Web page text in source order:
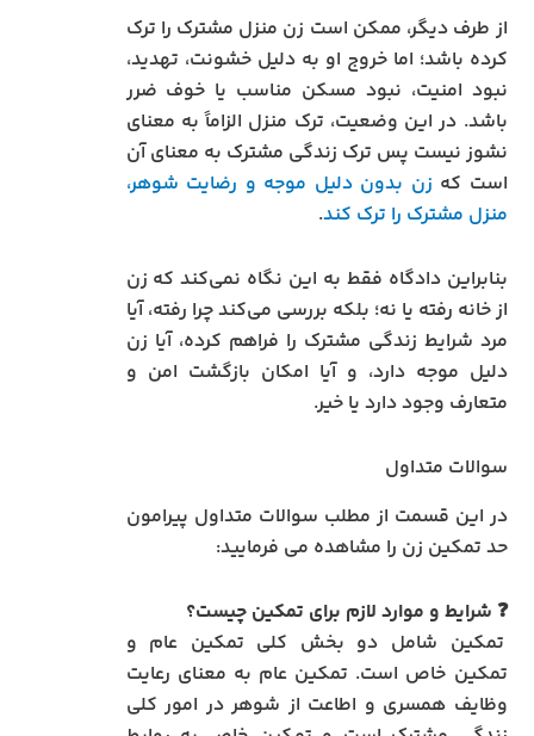
از طرف دیگر، ممکن است زن منزل مشترک را ترک
کرده باشد؛ اما خروج او به دلیل خشونت، تهدید،
نبود امنیت، نبود مسکن مناسب یا خوف ضرر
باشد. در این وضعیت، ترک منزل الزاماً به معنای
نشوز نیست پس ترک زندگی مشترک به معنای آن
است که زن بدون دلیل موجه و رضایت شوهر،
منزل مشترک را ترک کند.
بنابراین دادگاه فقط به این نگاه نمی‌کند که زن
از خانه رفته یا نه؛ بلکه بررسی می‌کند چرا رفته، آیا
مرد شرایط زندگی مشترک را فراهم کرده، آیا زن
دلیل موجه دارد، و آیا امکان بازگشت امن و
متعارف وجود دارد یا خیر.
سوالات متداول
در این قسمت از مطلب سوالات متداول پیرامون
حد تمکین زن را مشاهده می فرمایید:
❓ شرایط و موارد لازم برای تمکین چیست؟
تمکین شامل دو بخش کلی تمکین عام و
تمکین خاص است. تمکین عام به معنای رعایت
وظایف همسری و اطاعت از شوهر در امور کلی